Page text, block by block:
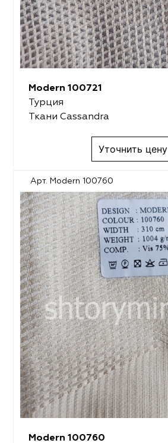
Modern 100721
Турция
Ткани Cassandra
Уточнить цену
Арт. Modern 100760
Modern 100760